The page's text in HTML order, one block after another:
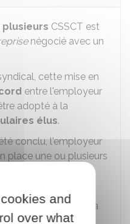
plusieurs CSSCT est
négocié avec un
cette mise en
entre l'employeur
adopté à la
élus.
conclu, l'employeur
place une ou plusieurs
intérieur
du CSE
mise en place de la
missions,
and
over what